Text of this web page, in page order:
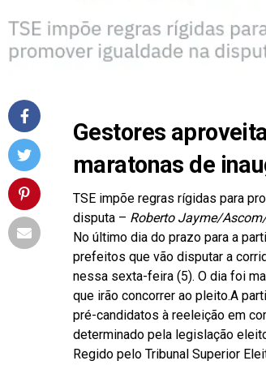
Gestores
maratonas de
TSE impõe regras rígidas para
disputa – Roberto Jayme/
No último dia do prazo para a
prefeitos que vão disputar a
nessa sexta-feira (5). O dia foi
que irão concorrer ao pleito.A
pré-candidatos à reeleição em
determinado pela legislação
Regido pelo Tribunal Superior